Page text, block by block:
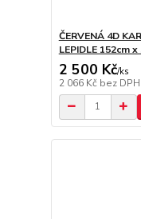
ČERVENÁ 4D
LEPIDLE 152cm x
2 500 Kč/ks
2 066 Kč bez DPH